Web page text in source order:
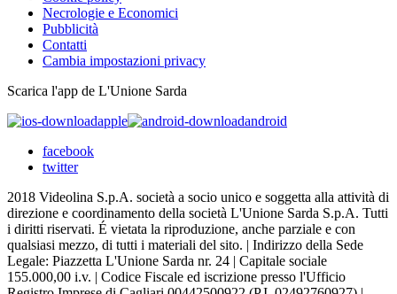
Necrologie e Economici
Pubblicità
Contatti
Cambia impostazioni privacy
Scarica l'app de L'Unione Sarda
apple
android
facebook
twitter
2018 Videolina S.p.A. società a socio unico e soggetta alla attività di
direzione e coordinamento della società L'Unione Sarda S.p.A. Tutti
i diritti riservati. É vietata la riproduzione, anche parziale e con
qualsiasi mezzo, di tutti i materiali del sito. | Indirizzo della Sede
Legale: Piazzetta L'Unione Sarda nr. 24 | Capitale sociale
155.000,00 i.v. | Codice Fiscale ed iscrizione presso l'Ufficio